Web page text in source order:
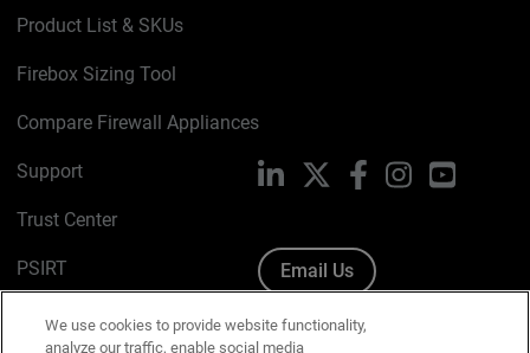
Product List & SKUs
Firebox Sizing Tool
Compare Firewall Appliances
Support
Trust Center
PSIRT
Cookie Policy
LinkedIn FacebookInstagram
Email Us
We use cookies to provide website functionality,
analyze our traffic, enable social media